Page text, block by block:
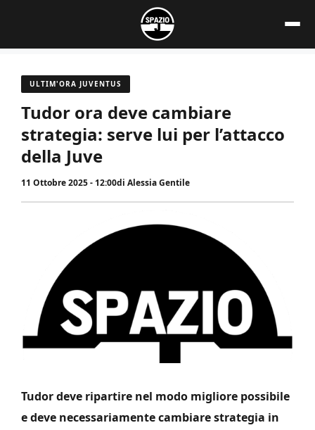
contenuto
ULTIM'ORA JUVENTUS
Tudor ora deve cambiare
strategia: serve lui per l’attacco
della Juve
11 Ottobre 2025 - 12:00di Alessia Gentile
Tudor deve ripartire nel modo migliore possibile
e deve necessariamente cambiare strategia in